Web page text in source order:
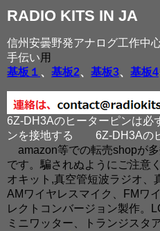
RADIO KITS IN JA
信州安曇野発アナログ工作中
手伝い用
基板１ 、 基板2、 基板3、 基板4
6Z-DH3Aのヒーターピンは必
ンを接地する
6Z-DH3Aの
amazon等での転売shopが
です。騙されぬようにご注意
オキット,真空管短波ラジオ、
AMワイヤレスマイク、FMワ
レクトコンバージョン製作。
ミニワッター、トランジスタ